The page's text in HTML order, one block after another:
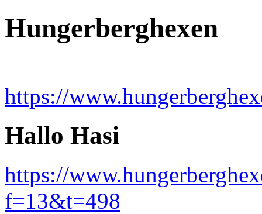
Hungerberghexen
https://
Hallo Hasi
https://
f=13&t=498